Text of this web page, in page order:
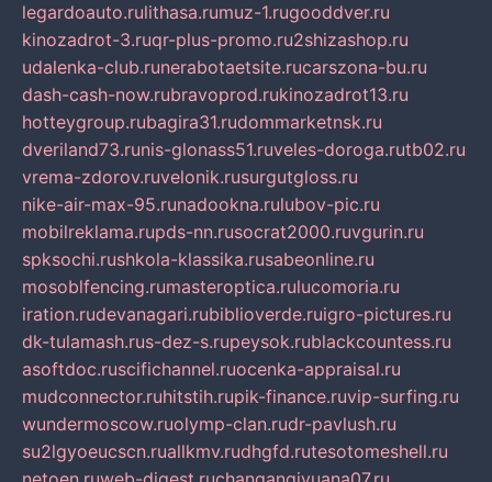
legardoauto.rulithasa.rumuz-1.rugooddver.ru
kinozadrot-3.ruqr-plus-promo.ru2shizashop.ru
udalenka-club.runerabotaetsite.rucarszona-bu.ru
dash-cash-now.rubravoprod.rukinozadrot13.ru
hotteygroup.rubagira31.rudommarketnsk.ru
dveriland73.runis-glonass51.ruveles-doroga.rutb02.ru
vrema-zdorov.ruvelonik.rusurgutgloss.ru
nike-air-max-95.runadookna.rulubov-pic.ru
mobilreklama.rupds-nn.rusocrat2000.ruvgurin.ru
spksochi.rushkola-klassika.rusabeonline.ru
mosoblfencing.rumasteroptica.rulucomoria.ru
iration.rudevanagari.rubiblioverde.ruigro-pictures.ru
dk-tulamash.rus-dez-s.rupeysok.rublackcountess.ru
asoftdoc.ruscifichannel.ruocenka-appraisal.ru
mudconnector.ruhitstih.rupik-finance.ruvip-surfing.ru
wundermoscow.ruolymp-clan.rudr-pavlush.ru
su2lgyoeucscn.ruallkmv.rudhgfd.rutesotomeshell.ru